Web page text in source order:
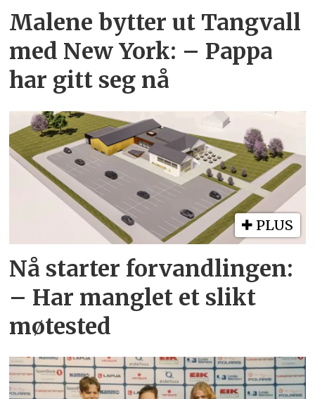
Malene bytter ut Tangvall
med New York: – Pappa
har gitt seg nå
PLUS
Nå starter forvandlingen:
– Har manglet et slikt
møtested